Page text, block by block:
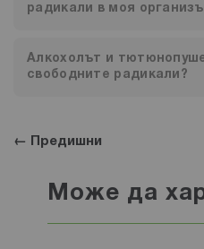
радикали в моя
Алкохолът и
свободните радикали?
← Предишни
Може да